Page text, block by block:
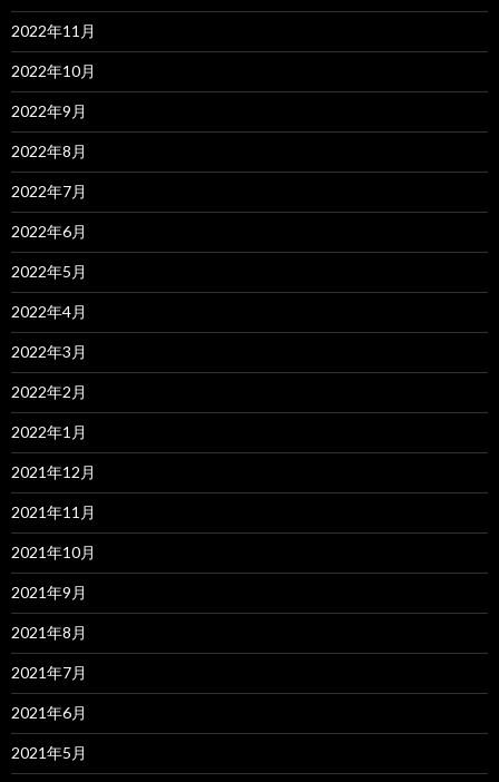
2022年11月
2022年10月
2022年9月
2022年8月
2022年7月
2022年6月
2022年5月
2022年4月
2022年3月
2022年2月
2022年1月
2021年12月
2021年11月
2021年10月
2021年9月
2021年8月
2021年7月
2021年6月
2021年5月